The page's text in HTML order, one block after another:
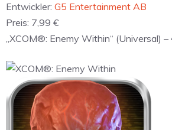
Entwickler: G5 Entertainment AB
Preis: 7,99 €
„XCOM®: Enemy Within“ (Universal)